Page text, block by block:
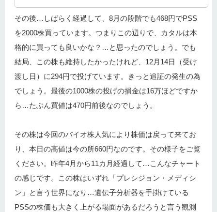
その後…しばらく経過して、8月の段階でも468円でPSS
を2000株買っています。つまりこの辺りで、カタルは本
格的に買っても良いかな？…と思ったのでしょう。でも
結局、この株も維持したかったけれど、12月14日（受け
渡し日）に294円で投げています。きっと追証の発生の為
でしょう。最後の1000株の投げの損金は16万ほどですか
ら…たぶん買値は470円前後なのでしょう。
その株は今回のバイオ株人気により株価は戻って来てお
り、本日の高値は今の所660円なのです。その様子をご覧
ください。昨年4月から11カ月経過して…こんなチャート
の感じです。この株はいずれ「プレシジョン・メディシ
ン」と言う世界になり…遺伝子分析器を手掛けている
PSSの株価も大きく上がる場面があるだろうと言う観測